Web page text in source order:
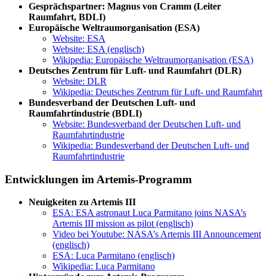
Gesprächspartner: Magnus von Cramm (Leiter
Raumfahrt, BDLI)
Europäische Weltraumorganisation (ESA)
Website: ESA
Website: ESA (englisch)
Wikipedia: Europäische Weltraumorganisation (ESA)
Deutsches Zentrum für Luft- und Raumfahrt (DLR)
Website: DLR
Wikipedia: Deutsches Zentrum für Luft- und Raumfahrt
Bundesverband der Deutschen Luft- und
Raumfahrtindustrie (BDLI)
Website: Bundesverband der Deutschen Luft- und
Raumfahrtindustrie
Wikipedia: Bundesverband der Deutschen Luft- und
Raumfahrtindustrie
Entwicklungen im Artemis-Programm
Neuigkeiten zu Artemis III
ESA: ESA astronaut Luca Parmitano joins NASA’s
Artemis III mission as pilot (englisch)
Video bei Youtube: NASA’s Artemis III Announcement
(englisch)
ESA: Luca Parmitano (englisch)
Wikipedia: Luca Parmitano